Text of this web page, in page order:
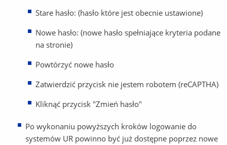
Stare hasło: (hasło które jest obecnie ustawione)
Nowe hasło: (nowe hasło spełniające kryteria podane
na stronie)
Powtórzyć nowe hasło
Zatwierdzić przycisk nie jestem robotem (reCAPTHA)
Kliknąć przycisk "Zmień hasło"
Po wykonaniu powyższych kroków logowanie do
systemów UR powinno być już dostępne poprzez nowe